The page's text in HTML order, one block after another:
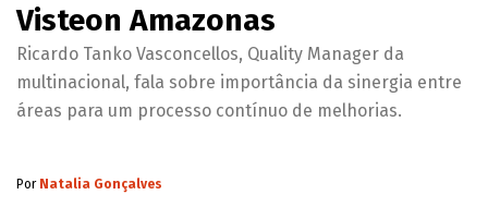
Visteon Amazonas
Ricardo Tanko Vasconcellos, Quality Manager da
multinacional, fala sobre importância da sinergia entre
áreas para um processo contínuo de melhorias.
Por Natalia Gonçalves